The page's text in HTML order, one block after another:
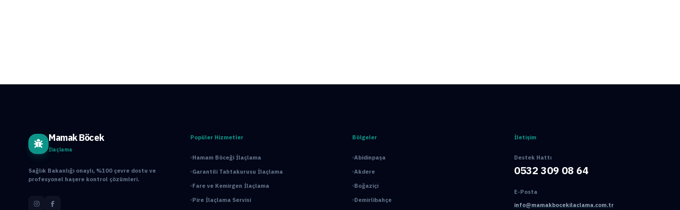
Mamak Böcek
İlaçlama
Sağlık Bakanlığı onaylı, %100 çevre dostu ve
profesyonel haşere kontrol çözümleri.
Popüler Hizmetler
Hamam Böceği İlaçlama
Garantili Tahtakurusu İlaçlama
Fare ve Kemirgen İlaçlama
Pire İlaçlama Servisi
Bölgeler
Abidinpaşa
Akdere
Boğaziçi
Demirlibahçe
İletişim
Destek Hattı
0532 309 08 64
E-Posta
info@mamakbocekilaclama.com.tr